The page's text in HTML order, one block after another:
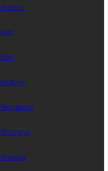
Arezzo
Asti
Bari
Belluno
Bergamo
Bologna
Brescia